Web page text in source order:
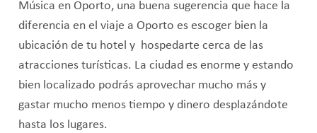
Música en Oporto, una buena sugerencia que hace la
diferencia en el viaje a Oporto es escoger bien la
ubicación de tu hotel y hospedarte cerca de las
atracciones turísticas. La ciudad es enorme y estando
bien localizado podrás aprovechar mucho más y
gastar mucho menos tiempo y dinero desplazándote
hasta los lugares.